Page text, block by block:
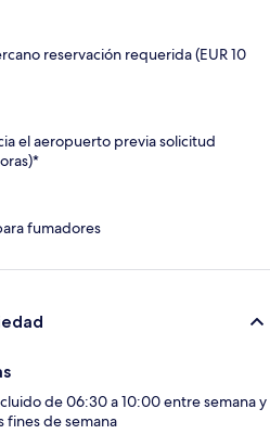
reservación requerida (EUR 10
el aeropuerto previa solicitud
fumadores
de 06:30 a 10:00 entre semana y
fines de semana